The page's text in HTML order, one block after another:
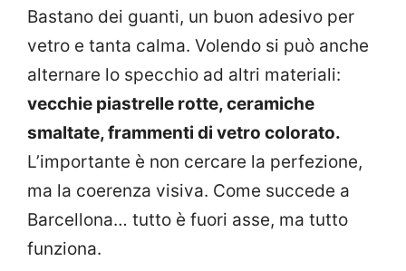
Bastano dei guanti, un buon adesivo per
vetro e tanta calma. Volendo si può anche
alternare lo specchio ad altri materiali:
vecchie piastrelle rotte, ceramiche
smaltate, frammenti di vetro colorato.
L’importante è non cercare la perfezione,
ma la coerenza visiva. Come succede a
Barcellona… tutto è fuori asse, ma tutto
funziona.